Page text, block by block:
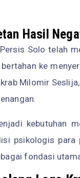
Hasil
Solo telah
ke
Milomir
kebutuhan
psikologis
fondasi